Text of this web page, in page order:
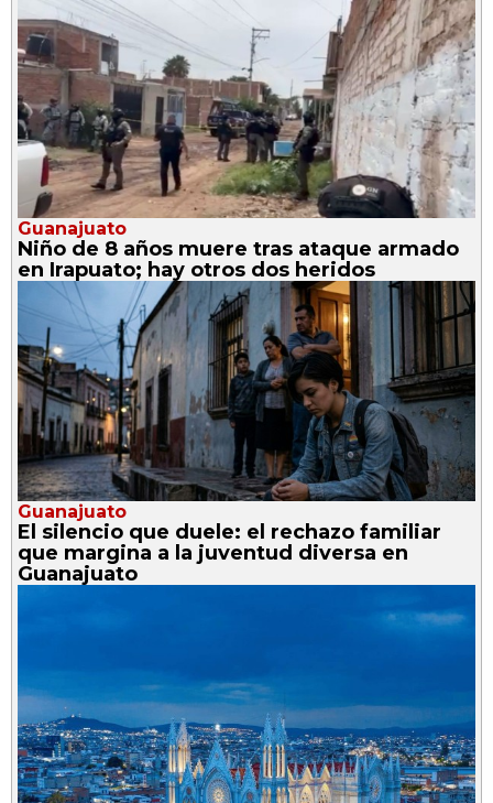
Guanajuato
Niño de 8 años muere tras ataque armado
en Irapuato; hay otros dos heridos
Guanajuato
El silencio que duele: el rechazo familiar
que margina a la juventud diversa en
Guanajuato